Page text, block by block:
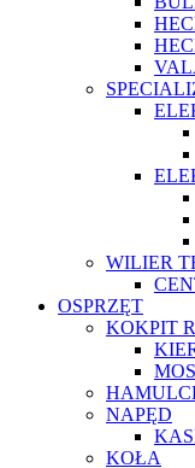
WILIER
OSPRZĘT
KOKPIT
NAPĘD
KOŁA